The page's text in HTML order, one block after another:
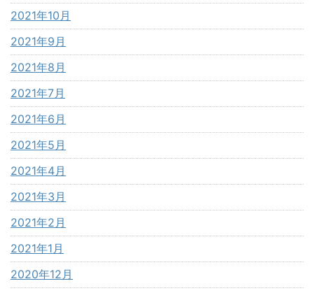
2021年10月
2021年9月
2021年8月
2021年7月
2021年6月
2021年5月
2021年4月
2021年3月
2021年2月
2021年1月
2020年12月